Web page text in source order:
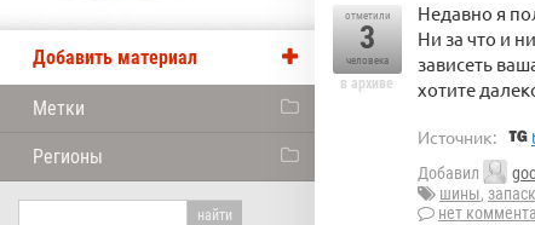
отметили
3
человека
в архиве
Недавно я
Ни за что и
зависеть
хотите
Источник:
Добавил
шины,
нет
Добавить материал
Метки
Регионы